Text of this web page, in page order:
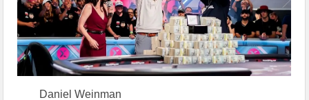
Daniel Weinman